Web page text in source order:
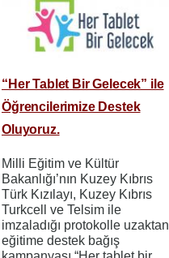
“Her Tablet Bir Gelecek” ile
Öğrencilerimize Destek
Oluyoruz.
Milli Eğitim ve Kültür
Bakanlığı’nın Kuzey Kıbrıs
Türk Kızılayı, Kuzey Kıbrıs
Turkcell ve Telsim ile
imzaladığı protokolle uzaktan
eğitime destek bağış